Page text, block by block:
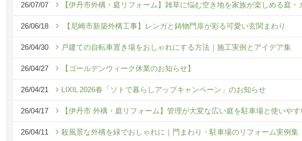
26/07/07 【伊丹市外構・庭リフォーム】雑草に悩む空き地を家族が楽しめる庭・
26/06/18 【尼崎市新築外構工事】レンガと鋳物門扉が彩る可愛い玄関まわり
26/04/30 戸建ての自転車置き場をおしゃれにする方法｜施工実例とアイデア集
26/04/27 【ゴールデンウィーク休業のお知らせ】
26/04/21 LIXIL 2026春「ソトで暮らしアップキャンペーン」のお知らせ
26/04/17 【伊丹市 外構・庭リフォーム】管理が大変な広い庭を駐車場と使いや
26/04/11 殺風景な外構を緑でおしゃれに｜門まわり・駐車場のリフォーム実例集